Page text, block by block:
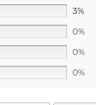
3%
0%
0%
0%